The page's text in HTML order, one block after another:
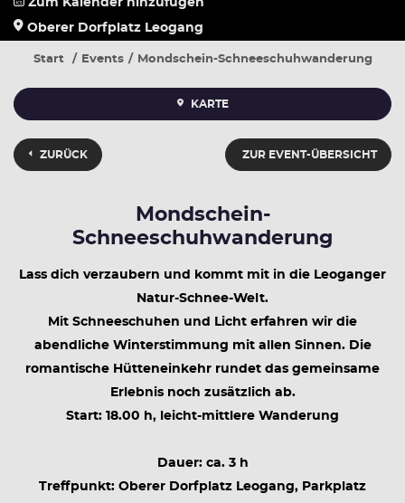
Zum Kalender hinzufügen
Oberer Dorfplatz Leogang
Start Events Mondschein-Schneeschuhwanderung
KARTE
ZURÜCK ZUR EVENT-ÜBERSICHT
Mondschein-
Schneeschuhwanderung
Lass dich verzaubern und kommt mit in die Leoganger
Natur-Schnee-Welt.
Mit Schneeschuhen und Licht erfahren wir die
abendliche Winterstimmung mit allen Sinnen. Die
romantische Hütteneinkehr rundet das gemeinsame
Erlebnis noch zusätzlich ab.
Start: 18.00 h, leicht-mittlere Wanderung
Dauer: ca. 3 h
Treffpunkt: Oberer Dorfplatz Leogang, Parkplatz